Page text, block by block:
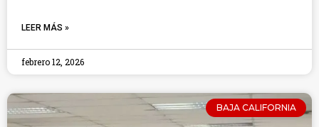
LEER MÁS »
febrero 12, 2026
BAJA CALIFORNIA